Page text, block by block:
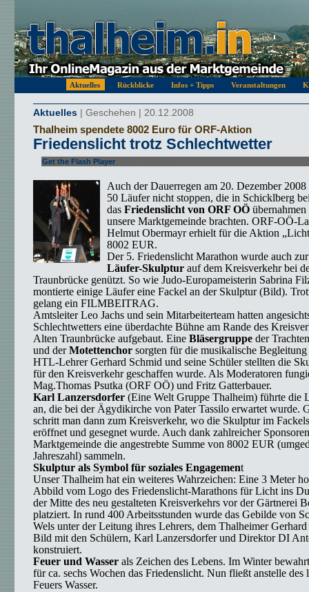
Aktuelles Rückblicke Infos + Tipps Veranstaltungen
Aktuelles | Geschehen | 20.12.2008
Thalheim spendete 8002 Euro für ORF-Aktion
Friedenslicht trotz Schlechtwetter
Get the Flash Playerto see this player.
Auch der Dauerregen am 20. Dezember
50 Läufer nicht stoppen, die in Schicklberg
das Friedenslicht von ORF OÖ
unsere Marktgemeinde brachten. ORF-OÖ-
Helmut Obermayr erhielt für die Aktion
8002 EUR.
Der 5. Friedenslicht Marathon wurde auch
Läufer-Skulptur auf dem Kreisverkehr bei
Traunbrücke genützt. So wie Judo-Europameisterin Sabrina
montierte einige Läufer eine Fackel an der Skulptur (Bild).
gelang ein FILMBEITRAG.
Amtsleiter Leo Jachs und sein Mitarbeiterteam hatten
Schlechtwetters eine überdachte Bühne am Rande des
Alten Traunbrücke aufgebaut. Eine Bläsergruppe der
und derMotettenchor sorgten für die musikalische
HTL-Lehrer Gerhard Schmid und seine Schüler stellten die
für den Kreisverkehr geschaffen wurde. Als Moderatoren
Mag.Thomas Psutka (ORF OÖ) und Fritz Gatterbauer.
Karl Lanzersdorfer (Eine Welt Gruppe Thalheim) führte die
an, die bei der Ägydikirche von Pater Tassilo erwartet wurde.
schritt man dann zum Kreisverkehr, wo die Skulptur im
eröffnet und gesegnet wurde. Auch dank zahlreicher
Marktgemeinde die angestrebte Summe von 8002 EUR
Jahreszahl) sammeln.
Skulptur als Symbol für soziales Engagement
Unser Thalheim hat ein weiteres Wahrzeichen: Eine 3 Meter
Abbild vom Logo des Friedenslicht-Marathons für Licht ins
der Mitte des neu gestalteten Kreisverkehrs vor der Gärtnerei
platziert. In rund 400 Arbeitsstunden wurde das Gebilde von
Wels unter der Leitung ihres Lehrers, dem Thalheimer
Bild mit den Schülern, Karl Lanzersdorfer und Direktor DI
konstruiert.
Feuer und Wasser als Zeichen des Lebens. Im Winter
für ca. sechs Wochen das Friedenslicht. Nun fließt anstelle des
Feuers Wasser.